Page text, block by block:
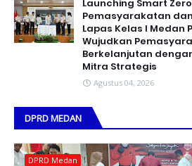
Launching Smart
Pemasyarakatan dan
Lapas Kelas I Medan
Wujudkan
Berkelanjutan
Mitra Strategis
Agustus 04, 2026
DPRD MEDAN
DPRD Medan